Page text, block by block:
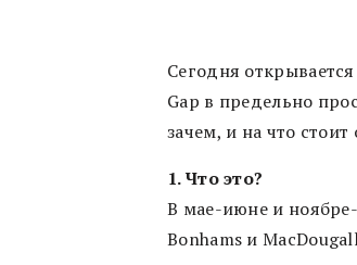
Сегодня
Gap в предельно
зачем, и на что
1. Что это?
В мае-июне и ноябре-
Bonhams и